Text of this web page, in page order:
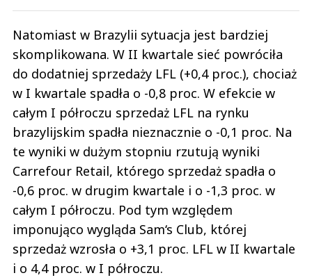
Natomiast w Brazylii sytuacja jest bardziej
skomplikowana. W II kwartale sieć powróciła
do dodatniej sprzedaży LFL (+0,4 proc.), chociaż
w I kwartale spadła o -0,8 proc. W efekcie w
całym I półroczu sprzedaż LFL na rynku
brazylijskim spadła nieznacznie o -0,1 proc. Na
te wyniki w dużym stopniu rzutują wyniki
Carrefour Retail, którego sprzedaż spadła o
-0,6 proc. w drugim kwartale i o -1,3 proc. w
całym I półroczu. Pod tym względem
imponująco wygląda Sam‘s Club, której
sprzedaż wzrosła o +3,1 proc. LFL w II kwartale
i o 4,4 proc. w I półroczu.